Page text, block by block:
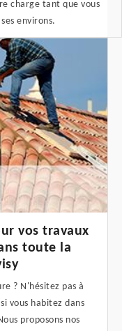
charge tant que vous
environs.
vos travaux
toute la
? N'hésitez pas à
vous habitez dans
proposons nos